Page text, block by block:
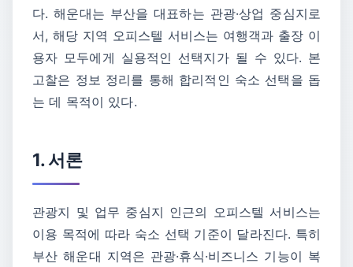
다. 해운대는 부산을 대표하는 관광·상업 중심지로
서, 해당 지역 오피스텔 서비스는 여행객과 출장 이
용자 모두에게 실용적인 선택지가 될 수 있다. 본
고찰은 정보 정리를 통해 합리적인 숙소 선택을 돕
는 데 목적이 있다.
1. 서론
관광지 및 업무 중심지 인근의 오피스텔 서비스는
이용 목적에 따라 숙소 선택 기준이 달라진다. 특히
부산 해운대 지역은 관광·휴식·비즈니스 기능이 복